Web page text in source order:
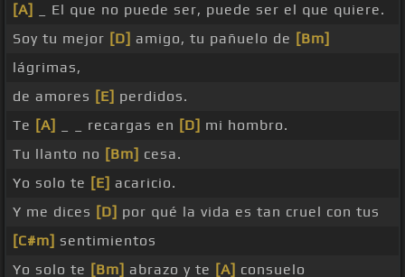
[A]
_ El que no puede ser, puede ser el que quiere.
Soy tu mejor [D] amigo, tu pañuelo de [Bm]
lágrimas,
de amores [E] perdidos.
Te [A] _ _ recargas en [D] mi hombro.
Tu llanto no [Bm] cesa.
Yo solo te [E] acaricio.
Y me dices [D] por qué la vida es tan cruel con tus
[C#m] sentimientos
Yo solo te [Bm] abrazo y te [A] consuelo